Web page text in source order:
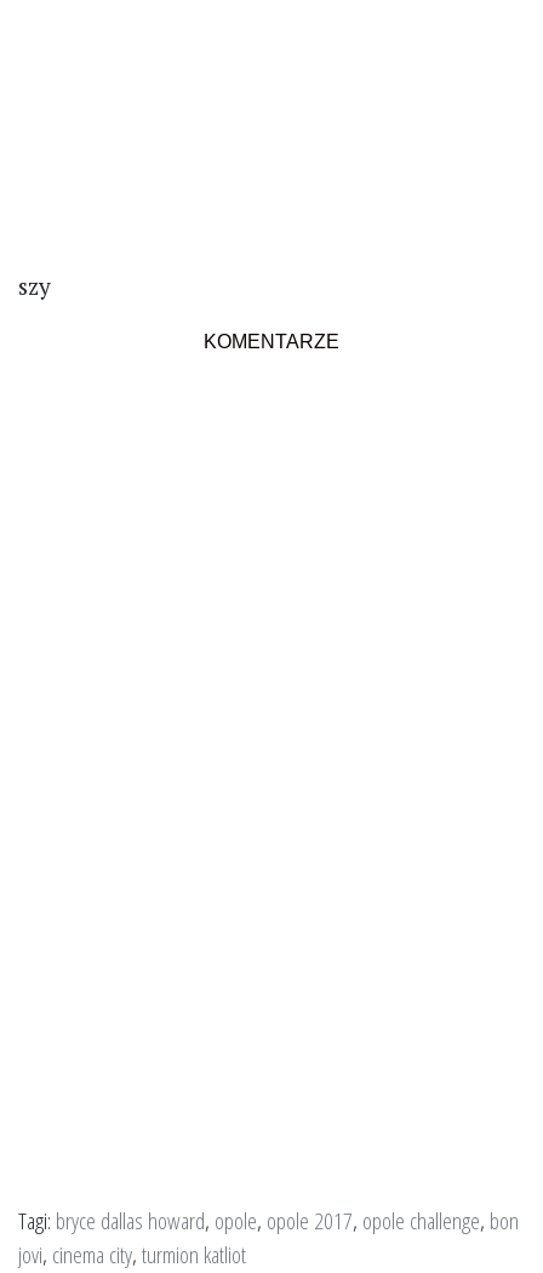
szy
KOMENTARZE
Tagi: bryce dallas howard, opole, opole 2017, opole challenge, bon
jovi, cinema city,turmion katliot